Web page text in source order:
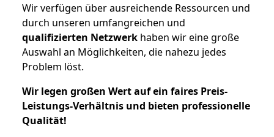
Wir verfügen über ausreichende Ressourcen und
durch unseren umfangreichen und
qualifizierten Netzwerk haben wir eine große
Auswahl an Möglichkeiten, die nahezu jedes
Problem löst.
Wir legen großen Wert auf ein faires Preis-
Leistungs-Verhältnis und bieten professionelle
Qualität!